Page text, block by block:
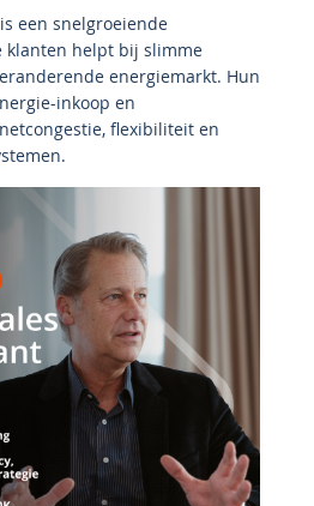
een snelgroeiende
klanten helpt bij slimme
energiemarkt. Hun
inkoop en
flexibiliteit en